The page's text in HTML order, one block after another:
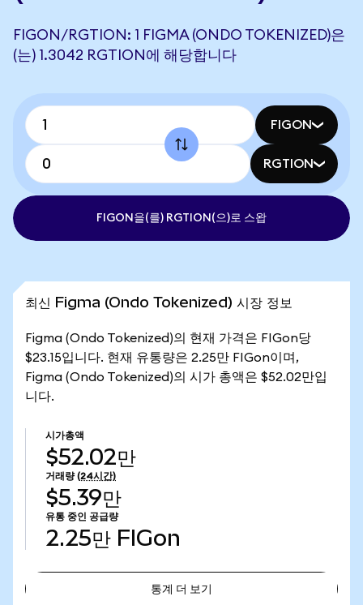
FIGON/RGTION: 1 FIGMA (ONDO TOKENIZED)은
(는) 1.3042 RGTION에 해당합니다
FIGON
RGTION
FIGON을(를) RGTION(으)로 스왑
최신 Figma (Ondo Tokenized) 시장 정보
Figma (Ondo Tokenized)의 현재 가격은 FIGon당
$23.15입니다. 현재 유통량은 2.25만 FIGon이며,
Figma (Ondo Tokenized)의 시가 총액은 $52.02만입
니다.
시가총액
$52.02만
거래량 (24시간)
$5.39만
유통 중인 공급량
2.25만 FIGon
통계 더 보기